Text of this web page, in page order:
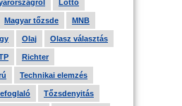
Lottó
Magyar tőzsde MNB
Olaj Olasz választás
Richter
Technikai elemzés
Tőzsdenyitás